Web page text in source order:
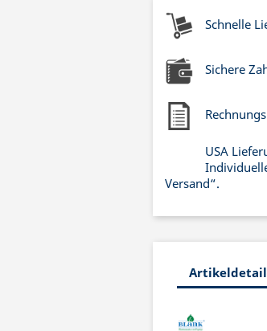
Schnelle
Sichere
USA
Versand“.